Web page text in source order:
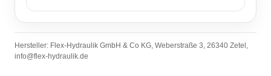
Hersteller: Flex-Hydraulik GmbH & Co KG, Weberstraße 3, 26340 Zetel,
info@flex-hydraulik.de